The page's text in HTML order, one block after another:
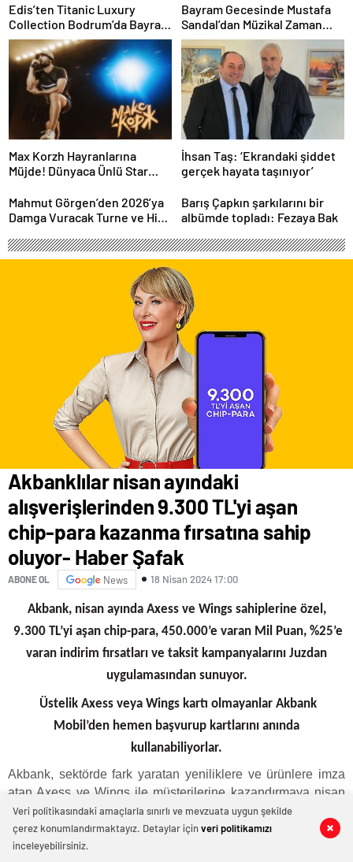
0 0
0 0
0 0
0 0
Edis’ten Titanic Luxury
Collection Bodrum’da Bayram
Gecesine Damga Vuran
Performans
Bayram Gecesinde Mustafa
Sandal’dan Müzikal Zaman
Yolculuğu
Max Korzh Hayranlarına
Müjde! Dünyaca Ünlü Star
Performansla Hayranlarıyla
Buluşuyor
İhsan Taş: ‘Ekrandaki şiddet
gerçek hayata taşınıyor’
Mahmut Görgen’den 2026’ya
Damga Vuracak Turne ve Hit
Barış Çapkın şarkılarını bir
albümde topladı: Fezaya Bak
Akbanklılar nisan ayındaki
alışverişlerinden 9.300 TL'yi aşan
chip-para kazanma fırsatına sahip
oluyor- Haber Şafak
ABONE OL News 18 Nisan 2024 17:00
0 0
Akbank, nisan ayında Axess ve Wings sahiplerine özel,
9.300 TL’yi aşan chip-para, 450.000’e varan Mil Puan, %25’e
varan indirim fırsatları ve taksit kampanyalarını Juzdan
uygulamasından sunuyor.
Üstelik Axess veya Wings kartı olmayanlar Akbank
Mobil’den hemen başvurup kartlarını anında
kullanabiliyorlar.
Akbank, sektörde fark yaratan yeniliklere ve ürünlere imza
atan Axess ve Wings ile müşterilerine kazandırmaya nisan
ayında da devam ediyor. Axess sahipleri yapacakları 2.000
TL ve üzeri ikinci ve sonraki her giyim ve elektronik
alışverişine 50 TL, toplamda 200 TL kazanıyor. Wings
Veri politikasındaki amaçlarla sınırlı ve mevzuata uygun şekilde
çerez konumlandırmaktayız. Detaylar içinveri politikamızı
inceleyebilirsiniz.